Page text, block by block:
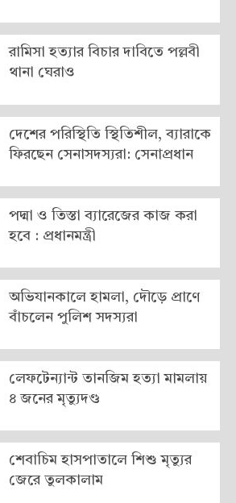
রামিসা হত্যার বিচার দাবিতে পল্লবী
থানা ঘেরাও
দেশের পরিস্থিতি স্থিতিশীল, ব্যারাকে
ফিরছেন সেনাসদস্যরা: সেনাপ্রধান
পদ্মা ও তিস্তা ব্যারেজের কাজ করা
হবে : প্রধানমন্ত্রী
অভিযানকালে হামলা, দৌড়ে প্রাণে
বাঁচলেন পুলিশ সদস্যরা
লেফটেন্যান্ট তানজিম হত্যা মামলায়
৪ জনের মৃত্যুদণ্ড
শেবাচিম হাসপাতালে শিশু মৃত্যুর
জেরে তুলকালাম